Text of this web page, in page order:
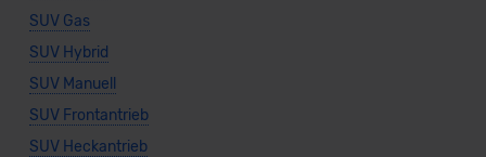
SUV Gas
SUV Hybrid
SUV Manuell
SUV Frontantrieb
SUV Heckantrieb